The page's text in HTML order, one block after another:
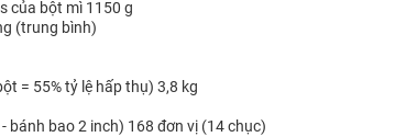
của bột mì 1150 g
(trung bình)
= 55% tỷ lệ hấp thụ) 3,8 kg
bánh bao 2 inch) 168 đơn vị (14 chục)